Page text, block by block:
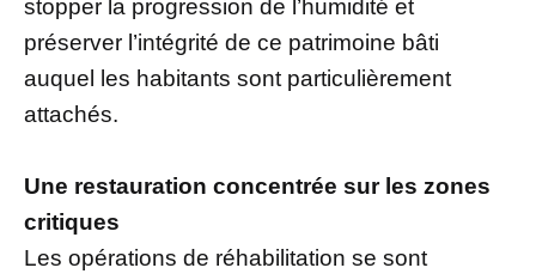
stopper la progression de l’humidité et
préserver l’intégrité de ce patrimoine bâti
auquel les habitants sont particulièrement
attachés.
Une restauration concentrée sur les zones
critiques
Les opérations de réhabilitation se sont